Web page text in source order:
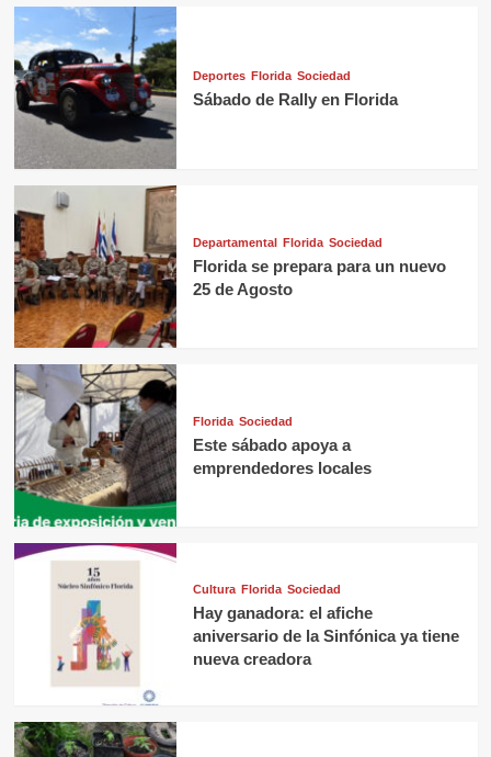
Deportes Florida Sociedad
Sábado de Rally en Florida
Departamental Florida Sociedad
Florida se prepara para un nuevo
25 de Agosto
Florida Sociedad
Este sábado apoya a
emprendedores locales
Cultura Florida Sociedad
Hay ganadora: el afiche
aniversario de la Sinfónica ya tiene
nueva creadora